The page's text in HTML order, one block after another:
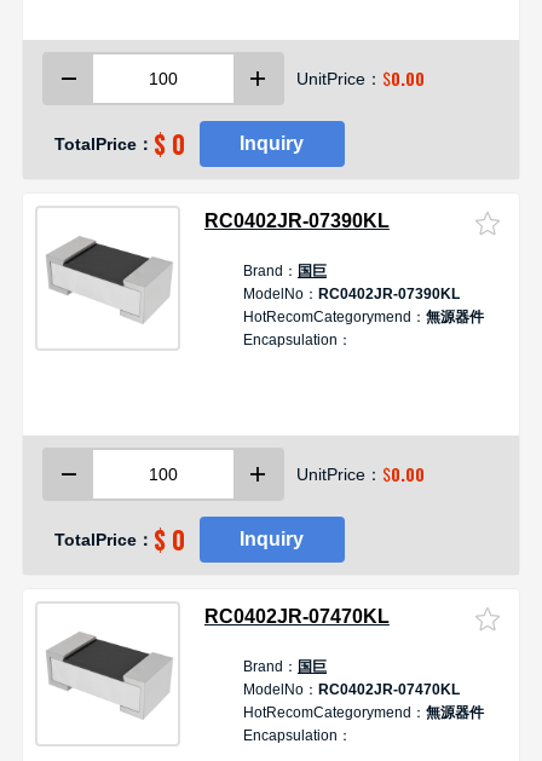
UnitPrice： $0.00
TotalPrice： $ 0 Inquiry
RC0402JR-07390KL
Brand： 国巨
ModelNo： RC0402JR-07390KL
HotRecomCategorymend： 無源器件
Encapsulation：
UnitPrice： $0.00
TotalPrice： $ 0 Inquiry
RC0402JR-07470KL
Brand： 国巨
ModelNo： RC0402JR-07470KL
HotRecomCategorymend： 無源器件
Encapsulation：